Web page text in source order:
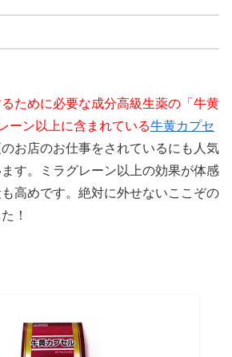
ために必要な成分高級生薬の「牛黄
ーン以上に含まれている牛黄カプセ
のお店のお仕事をされているにも人気
す。ミラグレーン以上の効果が体感
高めです。絶対に外せないここぞの
！